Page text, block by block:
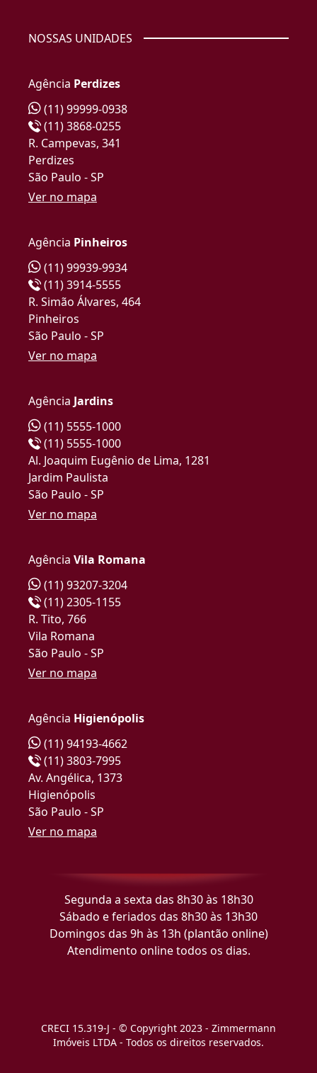
NOSSAS UNIDADES
Agência Perdizes
(11) 99999-0938
(11) 3868-0255
R. Campevas, 341
Perdizes
São Paulo - SP
Ver no mapa
Agência Pinheiros
(11) 99939-9934
(11) 3914-5555
R. Simão Álvares, 464
Pinheiros
São Paulo - SP
Ver no mapa
Agência Jardins
(11) 5555-1000
(11) 5555-1000
Al. Joaquim Eugênio de Lima, 1281
Jardim Paulista
São Paulo - SP
Ver no mapa
Agência Vila Romana
(11) 93207-3204
(11) 2305-1155
R. Tito, 766
Vila Romana
São Paulo - SP
Ver no mapa
Agência Higienópolis
(11) 94193-4662
(11) 3803-7995
Av. Angélica, 1373
Higienópolis
São Paulo - SP
Ver no mapa
Segunda a sexta das 8h30 às 18h30
Sábado e feriados das 8h30 às 13h30
Domingos das 9h às 13h (plantão online)
Atendimento online todos os dias.
CRECI 15.319-J - © Copyright 2023 - Zimmermann
Imóveis LTDA - Todos os direitos reservados.